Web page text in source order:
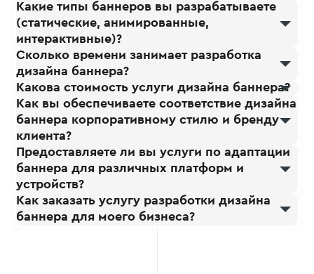
Какие типы баннеров вы разрабатываете
(статические, анимированные,
интерактивные)?
Сколько времени занимает разработка
дизайна баннера?
Какова стоимость услуги дизайна баннера?
Как вы обеспечиваете соответствие дизайна
баннера корпоративному стилю и бренду
клиента?
Предоставляете ли вы услуги по адаптации
баннера для различных платформ и
устройств?
Как заказать услугу разработки дизайна
баннера для моего бизнеса?